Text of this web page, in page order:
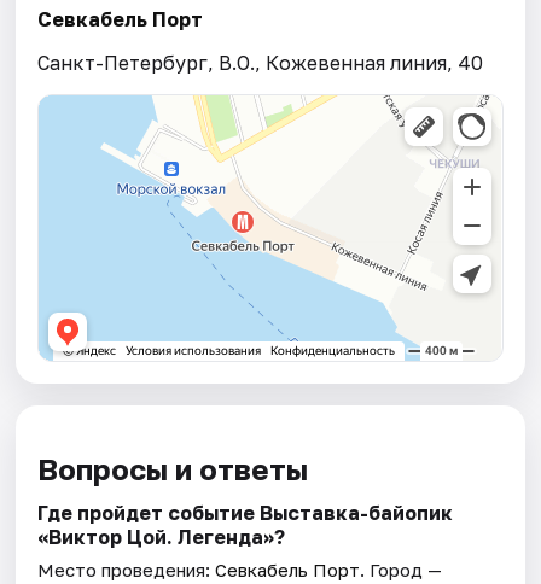
Севкабель Порт
Санкт-Петербург, В.О., Кожевенная линия, 40
Вопросы и ответы
Где пройдет событие Выставка-байопик
«Виктор Цой. Легенда»?
Место проведения:Севкабель Порт. Город —